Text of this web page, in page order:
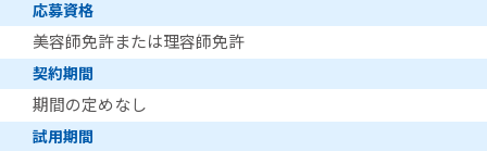
応募資格
美容師免許または理容師免許
契約期間
期間の定めなし
試用期間